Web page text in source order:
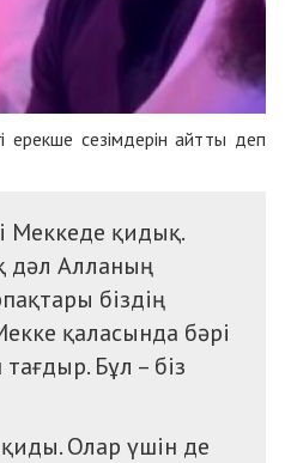
ерекше сезімдерін айтты деп
Меккеде қидық.
дәл Алланың
біздің
қаласында бәрі
Бұл – біз
Олар үшін де